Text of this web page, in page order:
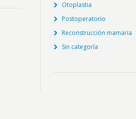
Otoplastia
Postoperatorio
Reconstrucción mamaria
Sin categoría